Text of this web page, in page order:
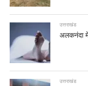
उत्तराखंड
अलकनंदा
उत्तराखंड